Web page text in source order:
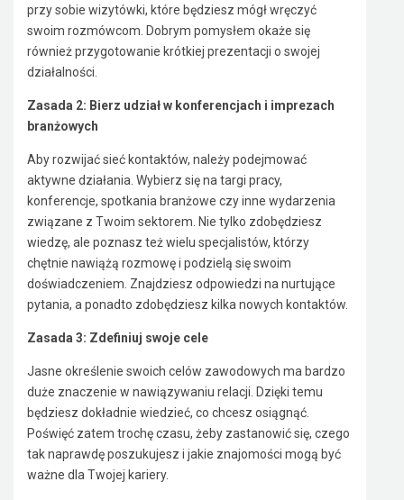
przy sobie wizytówki, które będziesz mógł wręczyć
swoim rozmówcom. Dobrym pomysłem okaże się
również przygotowanie krótkiej prezentacji o swojej
działalności.
Zasada 2: Bierz udział w konferencjach i imprezach
branżowych
Aby rozwijać sieć kontaktów, należy podejmować
aktywne działania. Wybierz się na targi pracy,
konferencje, spotkania branżowe czy inne wydarzenia
związane z Twoim sektorem. Nie tylko zdobędziesz
wiedzę, ale poznasz też wielu specjalistów, którzy
chętnie nawiążą rozmowę i podzielą się swoim
doświadczeniem. Znajdziesz odpowiedzi na nurtujące
pytania, a ponadto zdobędziesz kilka nowych kontaktów.
Zasada 3: Zdefiniuj swoje cele
Jasne określenie swoich celów zawodowych ma bardzo
duże znaczenie w nawiązywaniu relacji. Dzięki temu
będziesz dokładnie wiedzieć, co chcesz osiągnąć.
Poświęć zatem trochę czasu, żeby zastanowić się, czego
tak naprawdę poszukujesz i jakie znajomości mogą być
ważne dla Twojej kariery.